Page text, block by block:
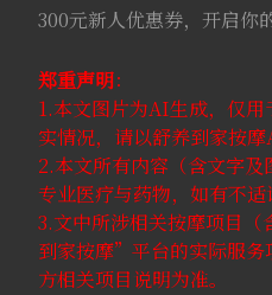
300元新人优惠券，开启你
郑重声明：
1.本文图片为AI生成，仅
实情况，请以舒养到家按摩
2.本文所有内容（含文字
专业医疗与药物，如有不适
3.文中所涉相关按摩项目
到家按摩”平台的实际服务
方相关项目说明为准。